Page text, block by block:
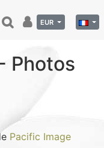
EUR
Photos
Pacific Image